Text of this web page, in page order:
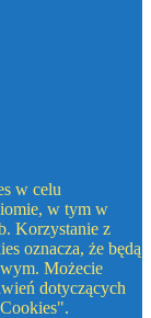
w celu
w tym w
Korzystanie z
oznacza, że będą
Możecie
dotyczących